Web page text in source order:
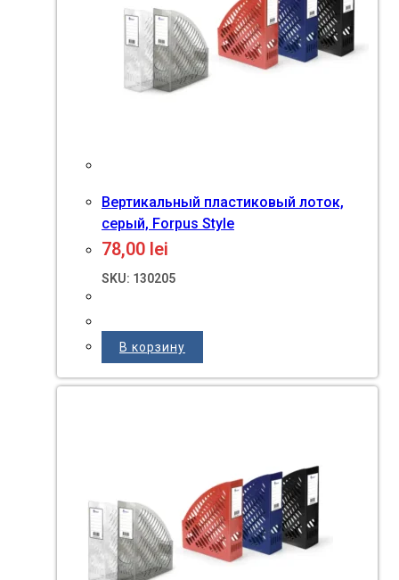
Вертикальный пластиковый лоток,
серый, Forpus Style
78,00 lei
SKU: 130205
В корзину